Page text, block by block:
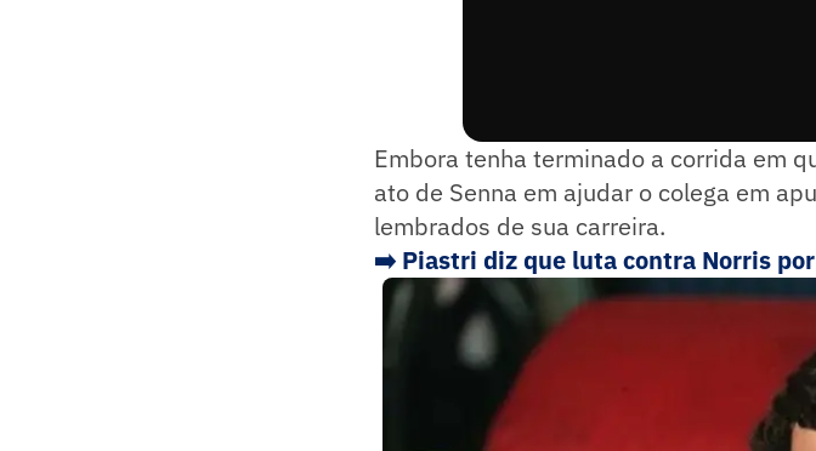
Embora tenha terminado a corrida em
ato de Senna em ajudar o colega em
lembrados de sua carreira.
➡️ Piastri diz que luta contra Norris